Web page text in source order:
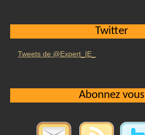
Twitter
Tweets de @Expert_IE_
Abonnez vous